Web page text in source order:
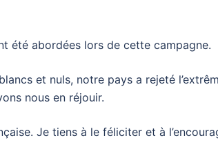
été abordées lors de cette campagne.
et nuls, notre pays a rejeté
nous en réjouir.
Je tiens à le féliciter et à